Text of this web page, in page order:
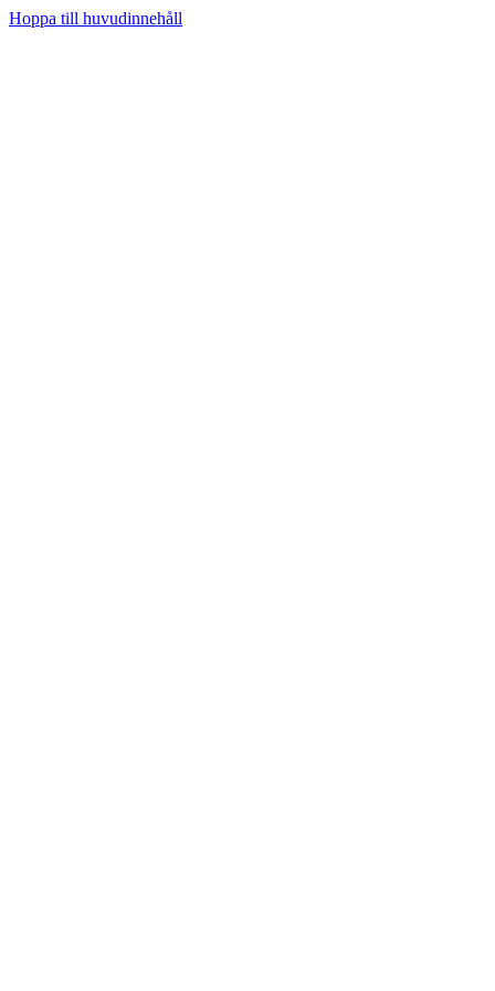
Hoppa till huvudinnehåll